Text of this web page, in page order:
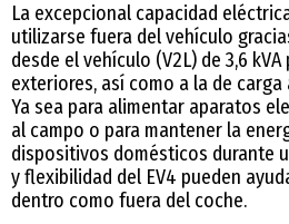
La excepcional capacidad
utilizarse fuera del vehículo
desde el vehículo (V2L) de 3,6
exteriores, así como a la de carga
Ya sea para alimentar aparatos
al campo o para mantener la
dispositivos domésticos durante
y flexibilidad del EV4 pueden
dentro como fuera del coche.